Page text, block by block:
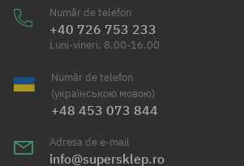
Număr de telefon
+40 726 753 233
Luni-vineri, 8.00-16.00
Număr de telefon
(українською мовою)
+48 453 073 844
Adresa de e-mail
info@supersklep.ro